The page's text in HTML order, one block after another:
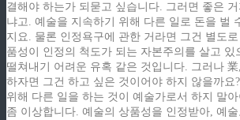
결해야 하는가 되묻고 싶습니다. 그러면 좋은
냐고. 예술을 지속하기 위해 다른 일로 돈을 벌
지요. 물론 인정욕구에 관한 거라면 그건 별도
품성이 인정의 척도가 되는 자본주의를 살고 있
떨쳐내기 어려운 유혹 같은 것입니다. 그러나
하자면 그건 하고 싶은 것이어야 하지 않을까요
위해 다른 일을 하는 것이 예술가로서 하지 말
좀 이상합니다. 예술의 상품성을 인정받아, 예